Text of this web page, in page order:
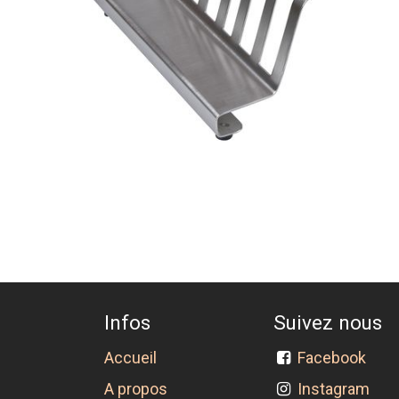
Infos
Accueil
A propos
Suivez nous
Facebook
Instagram